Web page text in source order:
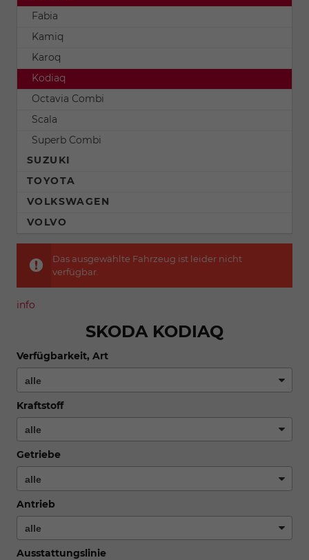
Das ausgewählte Fahrzeug ist leider nicht
verfügbar.
info
SKODA KODIAQ
Verfügbarkeit, Art
Kraftstoff
Getriebe
Antrieb
Ausstattungslinie
Fabia
Kamiq
Karoq
Kodiaq
Octavia Combi
Scala
Superb Combi
SUZUKI
TOYOTA
VOLKSWAGEN
VOLVO